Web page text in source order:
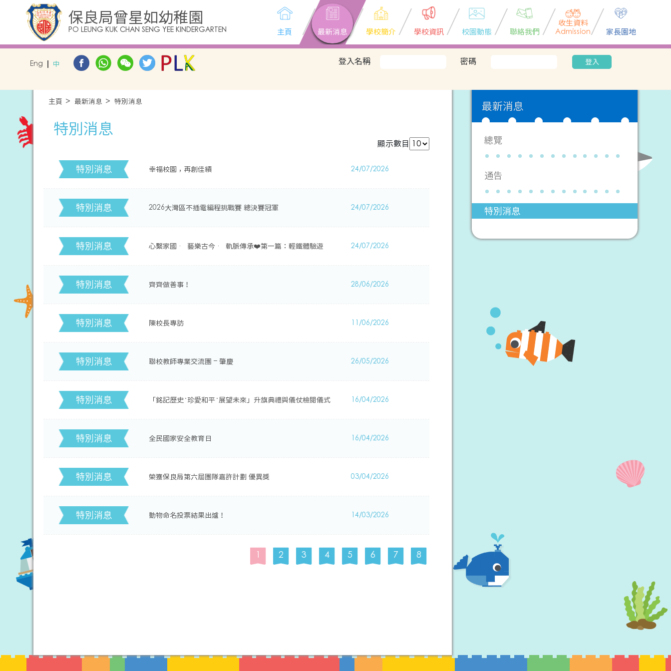
保良局曾星如幼稚園
PO LEUNG KUK CHAN SENG YEE KINDERGARTEN 主頁 最新消息 學校簡介 學校資訊 校園動態 聯絡我們
收生資料
Admission
家長園地
Eng 中 登入名稱 密碼 登入
主頁 最新消息 特別消息
特別消息
顯示數目
特別消息 幸福校園，再創佳績 24/07/2026
特別消息 2026大灣區不插電編程挑戰賽 總決賽冠軍 24/07/2026
特別消息 心繫家國 · 藝樂古今 · 軌脈傳承❤️第一篇：輕鐵體驗遊 24/07/2026
特別消息 齊齊做善事！ 28/06/2026
特別消息 陳校長專訪 11/06/2026
特別消息 聯校教師專業交流團 – 肇慶 26/05/2026
特別消息 「銘記歷史‧珍愛和平‧展望未來」升旗典禮與儀仗檢閱儀式 16/04/2026
特別消息 全民國家安全教育日 16/04/2026
特別消息 榮獲保良局第六屆團隊嘉許計劃 優異獎 03/04/2026
特別消息 動物命名投票結果出爐！ 14/03/2026
1 2 3 4 5 6 7 8
最新消息
總覽
通告
特別消息